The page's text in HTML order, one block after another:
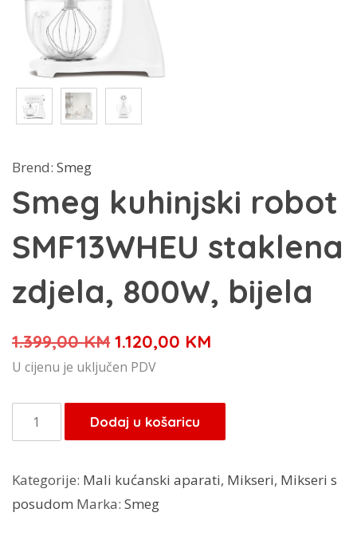
Brend: Smeg
Smeg kuhinjski robot
SMF13WHEU staklena
zdjela, 800W, bijela
1.399,00KM Izvorna
cijena
je:
1.399,00 KM.
1.120,00 KM
U cijenu je uključen PDV
Smeg
kuhinjski
SMF13WHEU
staklena
Dodaj u košaricu
Kategorije: Mali kućanski aparati, Mikseri, Mikseri s
posudom Marka: Smeg